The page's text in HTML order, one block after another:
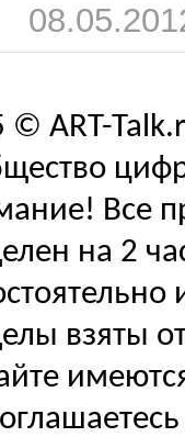
© ART-
Все
на 2
взяты